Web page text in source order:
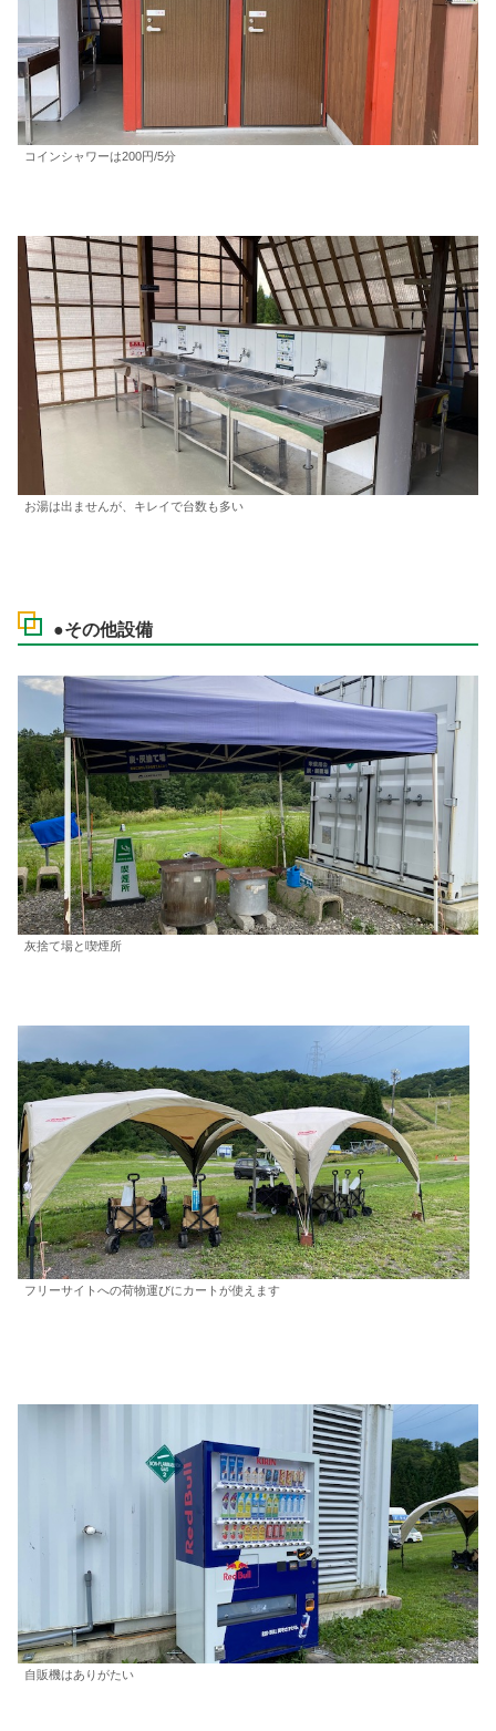
コインシャワーは200円/5分
お湯は出ませんが、キレイで台数も多い
●その他設備
灰捨て場と喫煙所
フリーサイトへの荷物運びにカートが使えます
自販機はありがたい